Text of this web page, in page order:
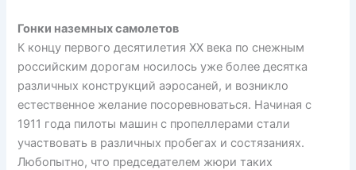
Гонки наземных самолетов
К концу первого десятилетия ХХ века по снежным
российским дорогам носилось уже более десятка
различных конструкций аэросаней, и возникло
естественное желание посоревноваться. Начиная с
1911 года пилоты машин с пропеллерами стали
участвовать в различных пробегах и состязаниях.
Любопытно, что председателем жюри таких